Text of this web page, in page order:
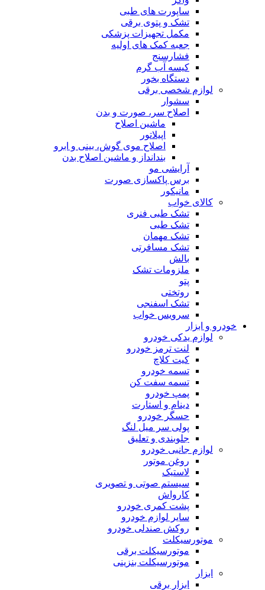
ساپورت های طبی
تشک و پتوی برقی
مکمل تجهیزات پزشکی
جعبه کمک های اولیه
فشارسنج
کیسه آب گرم
دستگاه بخور
لوازم شخصی برقی
سشوار
اصلاح سر، صورت و بدن
ماشین اصلاح
اپیلاتور
اصلاح موی گوش، بینی و ابرو
بندانداز و ماشین اصلاح بدن
آرایشی مو
برس پاکسازی صورت
مانیکور
کالای خواب
تشک طبی فنری
تشک طبی
تشک مهمان
تشک مسافرتی
بالش
ملزومات تشک
پتو
روتختی
تشک اسفنجی
سرویس خواب
خودرو و ابزار
لوازم یدکی خودرو
لنت ترمز خودرو
کیت کلاچ
تسمه خودرو
تسمه سفت کن
پمپ خودرو
دینام و استارت
حسگر خودرو
پولی سر میل لنگ
جلوبندی و تعلیق
لوازم جانبی خودرو
روغن موتور
لاستیک
سیستم صوتی و تصویری
کارواش
پشت کمری خودرو
سایر لوازم خودرو
روکش صندلی خودرو
موتورسیکلت
موتورسیکلت برقی
موتورسیکلت بنزینی
ابزار
ابزار برقی